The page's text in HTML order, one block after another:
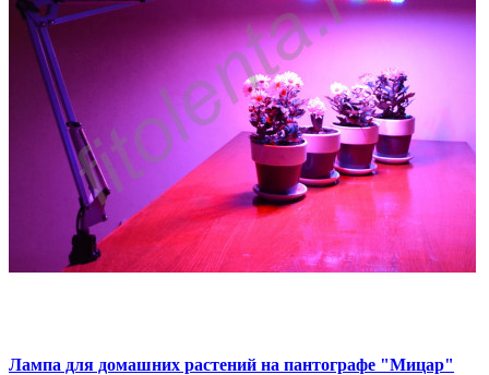
Лампа для домашних растений на пантографе "Мицар"